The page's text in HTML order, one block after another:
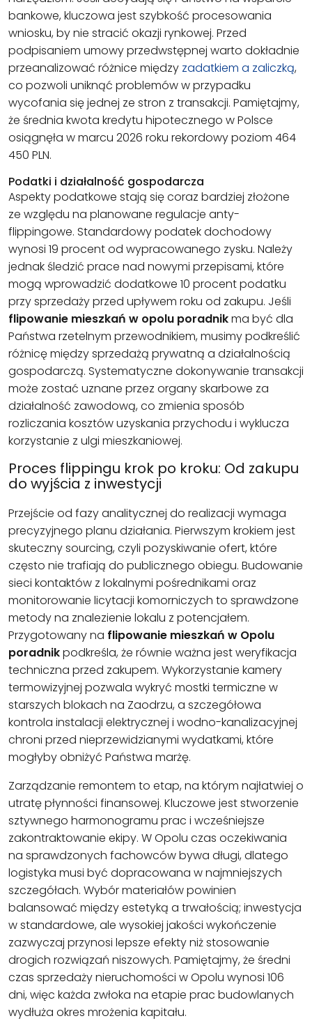
bankowe, kluczowa jest szybkość procesowania
wniosku, by nie stracić okazji rynkowej. Przed
podpisaniem umowy przedwstępnej warto dokładnie
przeanalizować różnice między zadatkiem a zaliczką,
co pozwoli uniknąć problemów w przypadku
wycofania się jednej ze stron z transakcji. Pamiętajmy,
że średnia kwota kredytu hipotecznego w Polsce
osiągnęła w marcu 2026 roku rekordowy poziom 464
450 PLN.
Podatki i działalność gospodarcza
Aspekty podatkowe stają się coraz bardziej złożone
ze względu na planowane regulacje anty-
flippingowe. Standardowy podatek dochodowy
wynosi 19 procent od wypracowanego zysku. Należy
jednak śledzić prace nad nowymi przepisami, które
mogą wprowadzić dodatkowe 10 procent podatku
przy sprzedaży przed upływem roku od zakupu. Jeśli
flipowanie mieszkań w opolu poradnikma być dla
Państwa rzetelnym przewodnikiem, musimy podkreślić
różnicę między sprzedażą prywatną a działalnością
gospodarczą. Systematyczne dokonywanie transakcji
może zostać uznane przez organy skarbowe za
działalność zawodową, co zmienia sposób
rozliczania kosztów uzyskania przychodu i wyklucza
korzystanie z ulgi mieszkaniowej.
Proces flippingu krok po kroku: Od zakupu
do wyjścia z inwestycji
Przejście od fazy analitycznej do realizacji wymaga
precyzyjnego planu działania. Pierwszym krokiem jest
skuteczny sourcing, czyli pozyskiwanie ofert, które
często nie trafiają do publicznego obiegu. Budowanie
sieci kontaktów z lokalnymi pośrednikami oraz
monitorowanie licytacji komorniczych to sprawdzone
metody na znalezienie lokalu z potencjałem.
Przygotowany na flipowanie mieszkań w Opolu
poradnikpodkreśla, że równie ważna jest weryfikacja
techniczna przed zakupem. Wykorzystanie kamery
termowizyjnej pozwala wykryć mostki termiczne w
starszych blokach na Zaodrzu, a szczegółowa
kontrola instalacji elektrycznej i wodno-kanalizacyjnej
chroni przed nieprzewidzianymi wydatkami, które
mogłyby obniżyć Państwa marżę.
Zarządzanie remontem to etap, na którym najłatwiej o
utratę płynności finansowej. Kluczowe jest stworzenie
sztywnego harmonogramu prac i wcześniejsze
zakontraktowanie ekipy. W Opolu czas oczekiwania
na sprawdzonych fachowców bywa długi, dlatego
logistyka musi być dopracowana w najmniejszych
szczegółach. Wybór materiałów powinien
balansować między estetyką a trwałością; inwestycja
w standardowe, ale wysokiej jakości wykończenie
zazwyczaj przynosi lepsze efekty niż stosowanie
drogich rozwiązań niszowych. Pamiętajmy, że średni
czas sprzedaży nieruchomości w Opolu wynosi 106
dni, więc każda zwłoka na etapie prac budowlanych
wydłuża okres mrożenia kapitału.